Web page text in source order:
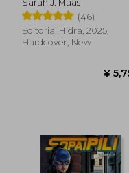
Sarah J. Maas
(46)
Editorial Hidra, 2025,
Hardcover, New